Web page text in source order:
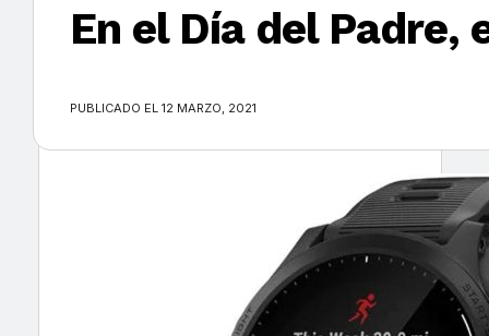
En el Día del Padre,
PUBLICADO EL 12 MARZO, 2021